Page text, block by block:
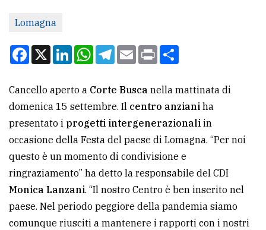
redazione
Scrivici
la
tua
pubblicità
CERCA
Cerca
per
comune
Lomagna
Facebook
X LinkedInWhatsApp
Telegram
EmailPrint
Cancello aperto a Corte Busca nella mattinata di
domenica 15 settembre. Il centro anziani ha
presentato i progetti intergenerazionali in
occasione della Festa del paese di Lomagna. “Per noi
questo è un momento di condivisione e
ringraziamento” ha detto la responsabile del CDI
Monica Lanzani. “Il nostro Centro è ben inserito nel
paese. Nel periodo peggiore della pandemia siamo
comunque riusciti a mantenere i rapporti con i nostri